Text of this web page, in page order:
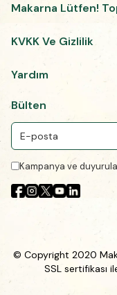
Makarna Lütfen!
KVKK Ve Gizlilik
Yardım
Bülten
Kampanya ve
© Copyright 2020
SSL sertifikası